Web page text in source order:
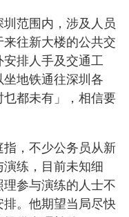
范围内，涉及人员
往新大楼的公共交
排人手及交通工
地铁通往深圳各
乜都未有」，相信要
，不少公务员从新
练，目前未知细
参与演练的人士不
。他期望当局尽快